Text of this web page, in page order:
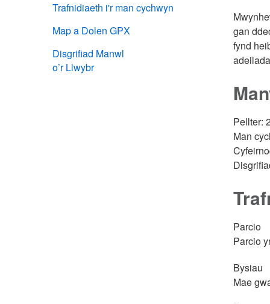
Trafnidiaeth i'r man cychwyn
Map a Dolen GPX
Disgrifiad Manwl
o’r Llwybr
gan
fynd
Pellter:
Man
Parcio
Parcio
Bysiau
Mae